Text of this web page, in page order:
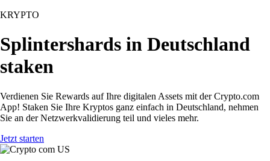
KRYPTO
Splintershards in Deutschland
staken
Verdienen Sie Rewards auf Ihre digitalen Assets mit der Crypto.com
App! Staken Sie Ihre Kryptos ganz einfach in Deutschland, nehmen
Sie an der Netzwerkvalidierung teil und vieles mehr.
Jetzt starten